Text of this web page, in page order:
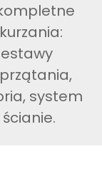
system